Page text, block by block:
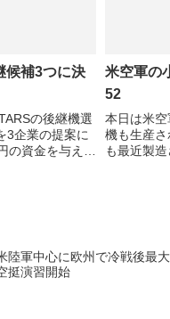
候補3つに決
の後継機選
3企業の提案に
の資金を与えて
米空軍の
52
本日は米
機も生産
も最近製
陸軍中心に欧州で冷戦後最
挺演習開始